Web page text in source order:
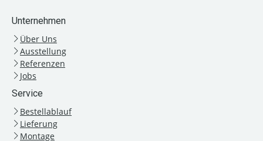
Unternehmen
Über Uns
Ausstellung
Referenzen
Jobs
Service
Bestellablauf
Lieferung
Montage